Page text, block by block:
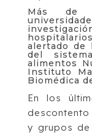
Más de
alertado de
del
alimentos
Instituto
Biomédica
En los
descontento
y grupos